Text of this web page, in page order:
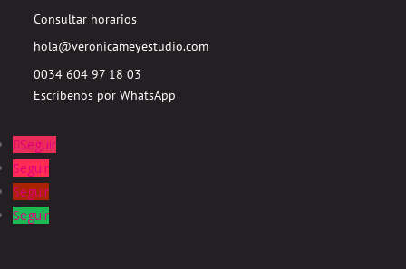
Consultar horarios
hola@veronicameyestudio.com
0034 604 97 18 03
Escríbenos por WhatsApp
Seguir
Seguir
Seguir
Seguir